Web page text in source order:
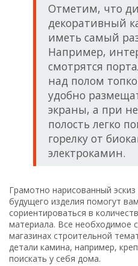
Отметим, что
декоративный
иметь самый
Например,
смотрятся
над полом
удобно
экраны, а при
полость легко
горелку от
электрокамин.
Грамотно нарисованный
будущего изделия помогут
сориентироваться в
материала. Все необходимое
магазинах строительной
детали камина, например,
поискать у себя дома.